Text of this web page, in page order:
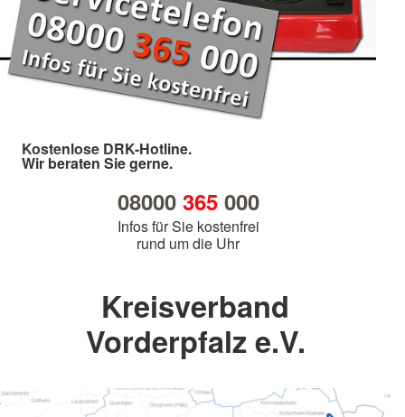
Kostenlose DRK-Hotline.
Wir beraten Sie gerne.
08000 365000
Infos für Sie kostenfrei
rund um die Uhr
Kreisverband
Vorderpfalz e.V.